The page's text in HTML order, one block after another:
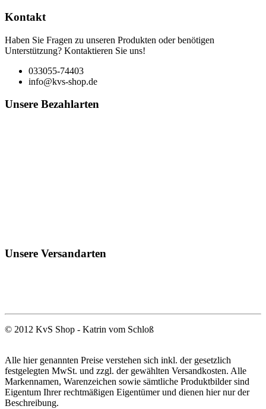
Kontakt
Haben Sie Fragen zu unseren Produkten oder benötigen
Unterstützung? Kontaktieren Sie uns!
033055-74403
info@kvs-shop.de
Unsere Bezahlarten
Unsere Versandarten
© 2012 KvS Shop - Katrin vom Schloß
Alle hier genannten Preise verstehen sich inkl. der gesetzlich
festgelegten MwSt. und zzgl. der gewählten Versandkosten. Alle
Markennamen, Warenzeichen sowie sämtliche Produktbilder sind
Eigentum Ihrer rechtmäßigen Eigentümer und dienen hier nur der
Beschreibung.